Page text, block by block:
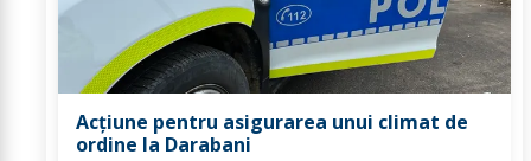
Acțiune pentru asigurarea unui climat de
ordine la Darabani